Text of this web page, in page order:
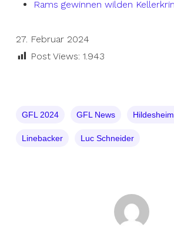
Rams gewinnen wilden
27. Februar 2024
Post Views: 1.943
GFL 2024 GFL News
Linebacker Luc Schneider